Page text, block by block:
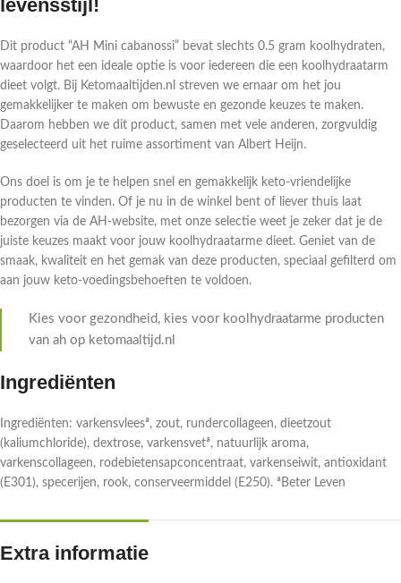
levensstijl!
Dit product “AH Mini cabanossi” bevat slechts 0.5 gram koolhydraten,
waardoor het een ideale optie is voor iedereen die een koolhydraatarm
dieet volgt. Bij Ketomaaltijden.nl streven we ernaar om het jou
gemakkelijker te maken om bewuste en gezonde keuzes te maken.
Daarom hebben we dit product, samen met vele anderen, zorgvuldig
geselecteerd uit het ruime assortiment van Albert Heijn.
Ons doel is om je te helpen snel en gemakkelijk keto-vriendelijke
producten te vinden. Of je nu in de winkel bent of liever thuis laat
bezorgen via de AH-website, met onze selectie weet je zeker dat je de
juiste keuzes maakt voor jouw koolhydraatarme dieet. Geniet van de
smaak, kwaliteit en het gemak van deze producten, speciaal gefilterd om
aan jouw keto-voedingsbehoeften te voldoen.
Kies voor gezondheid, kies voor koolhydraatarme producten
van ah op ketomaaltijd.nl
Ingrediënten
Ingrediënten: varkensvleesª, zout, rundercollageen, dieetzout
(kaliumchloride), dextrose, varkensvetª, natuurlijk aroma,
varkenscollageen, rodebietensapconcentraat, varkenseiwit, antioxidant
(E301), specerijen, rook, conserveermiddel (E250). ªBeter Leven
Extra informatie